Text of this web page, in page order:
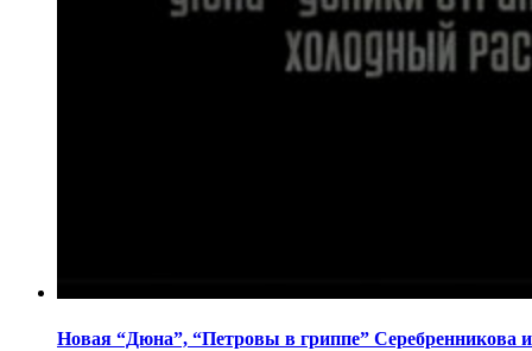
Новая “Дюна”, “Петровы в гриппе” Серебренникова